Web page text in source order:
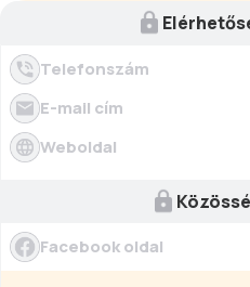
mellett a színház
is teremt, ahol a
az embereket és
emlékeket ad.
Telefonszám
E-mail cím
Weboldal
Facebook oldal